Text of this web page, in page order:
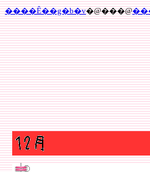
����Ê��g�b�v�@���@